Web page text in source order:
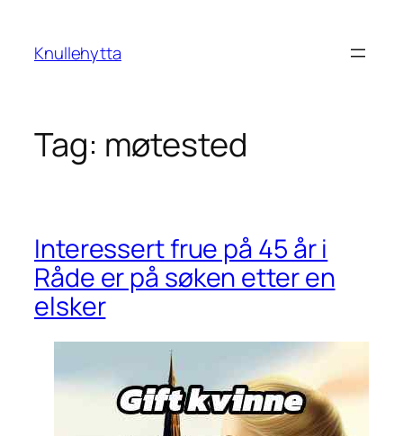
content
Knullehytta
Tag: møtested
Interessert frue på 45 år i
Råde er på søken etter en
elsker